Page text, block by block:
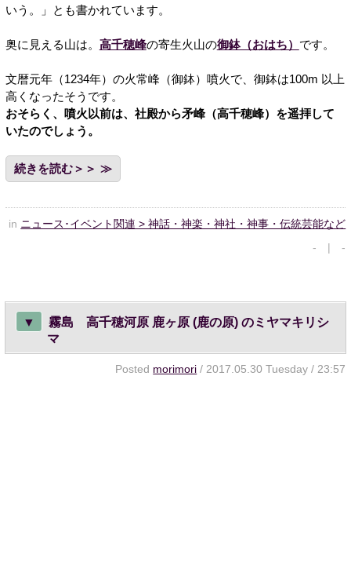
いう。」とも書かれています。
奥に見える山は。 高千穂峰の寄生火山の御鉢（おはち） です。
文暦元年（1234年）の火常峰（御鉢）噴火で、御鉢は100m 以上
高くなったそうです。
おそらく、噴火以前は、社殿から矛峰（高千穂峰）を遥拝して
いたのでしょう。
続きを読む＞＞
in ニュース･イベント関連 > 神話・神楽・神社・神事・伝統芸能など
- | -
▼
霧島 高千穂河原 鹿ヶ原 (鹿の原) のミヤマキリシ
マ
Posted morimori / 2017.05.30 Tuesday / 23:57